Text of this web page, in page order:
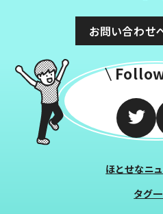
お問い合わせ
ほとせなニ
タグ